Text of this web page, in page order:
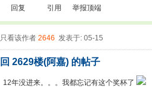
回复 引用 举报顶端
只看该作者 2646 发表于: 05-15
回 2629楼(阿嘉) 的帖子
12年没进来。。。我都忘记有这个奖杯了